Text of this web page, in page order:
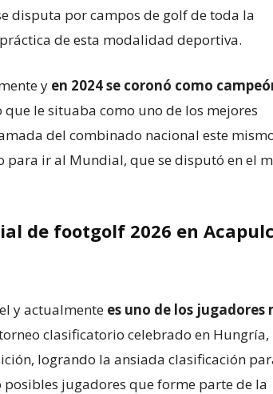
disputa por campos de golf de toda la
de esta modalidad deportiva.
y en 2024 se coronó como
que le situaba como uno de los mejores
del combinado nacional este
ir al Mundial, que se disputó en el
de footgolf 2026 en
y actualmente es uno de los jugadores
clasificatorio celebrado en Hungría,
logrando la ansiada clasificación
jugadores que forme parte de la